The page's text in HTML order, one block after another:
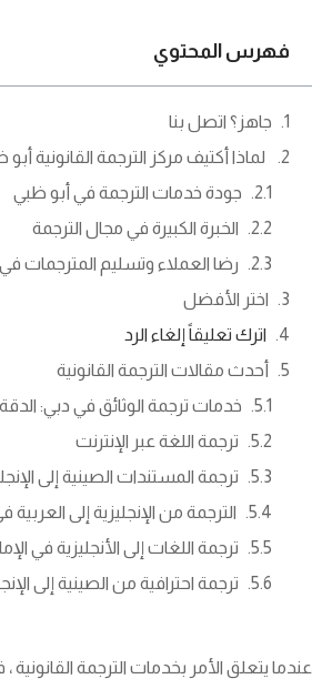
فهرس المحتوي
جاهز؟ اتصل بنا
لماذا أكتيف مركز الترجمة القانونية
جودة خدمات الترجمة في أبو ظبي
الخبرة الكبيرة في مجال الترجمة
رضا العملاء وتسليم المترجمات
اختر الأفضل
اترك تعليقاً إلغاء الرد
أحدث مقالات الترجمة القانونية
خدمات ترجمة الوثائق في دبي: الدقة
ترجمة اللغة عبر الإنترنت
ترجمة المستندات الصينية إلى
الترجمة من الإنجليزية إلى العربية
ترجمة اللغات إلى الأنجليزية في
ترجمة احترافية من الصينية إلى
عندما يتعلق الأمر بخدمات الترجمة